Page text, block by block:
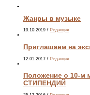
Жанры в музыке
19.10.2019 / Редакция
Приглашаем на
12.01.2017 / Редакция
Положение о 10-м
СТИПЕНДИЙ